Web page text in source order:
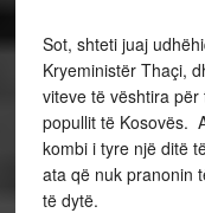
Sot, shteti juaj
Kryeministër Thaçi,
viteve të vështira
popullit të Kosovës.
kombi i tyre një ditë
ata që nuk pranonin
të dytë.